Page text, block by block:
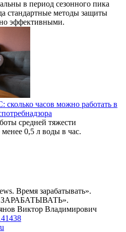
в период сезонного пика
стандартные методы защиты
эффективными.
сколько часов можно работать в
средней тяжести
0,5 л воды в час.
Время зарабатывать».
ЗАРАБАТЫВАТЬ».
Виктор Владимирович